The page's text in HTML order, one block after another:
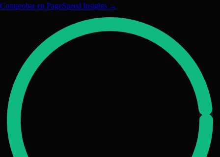
Comprobar en PageSpeed Insights →